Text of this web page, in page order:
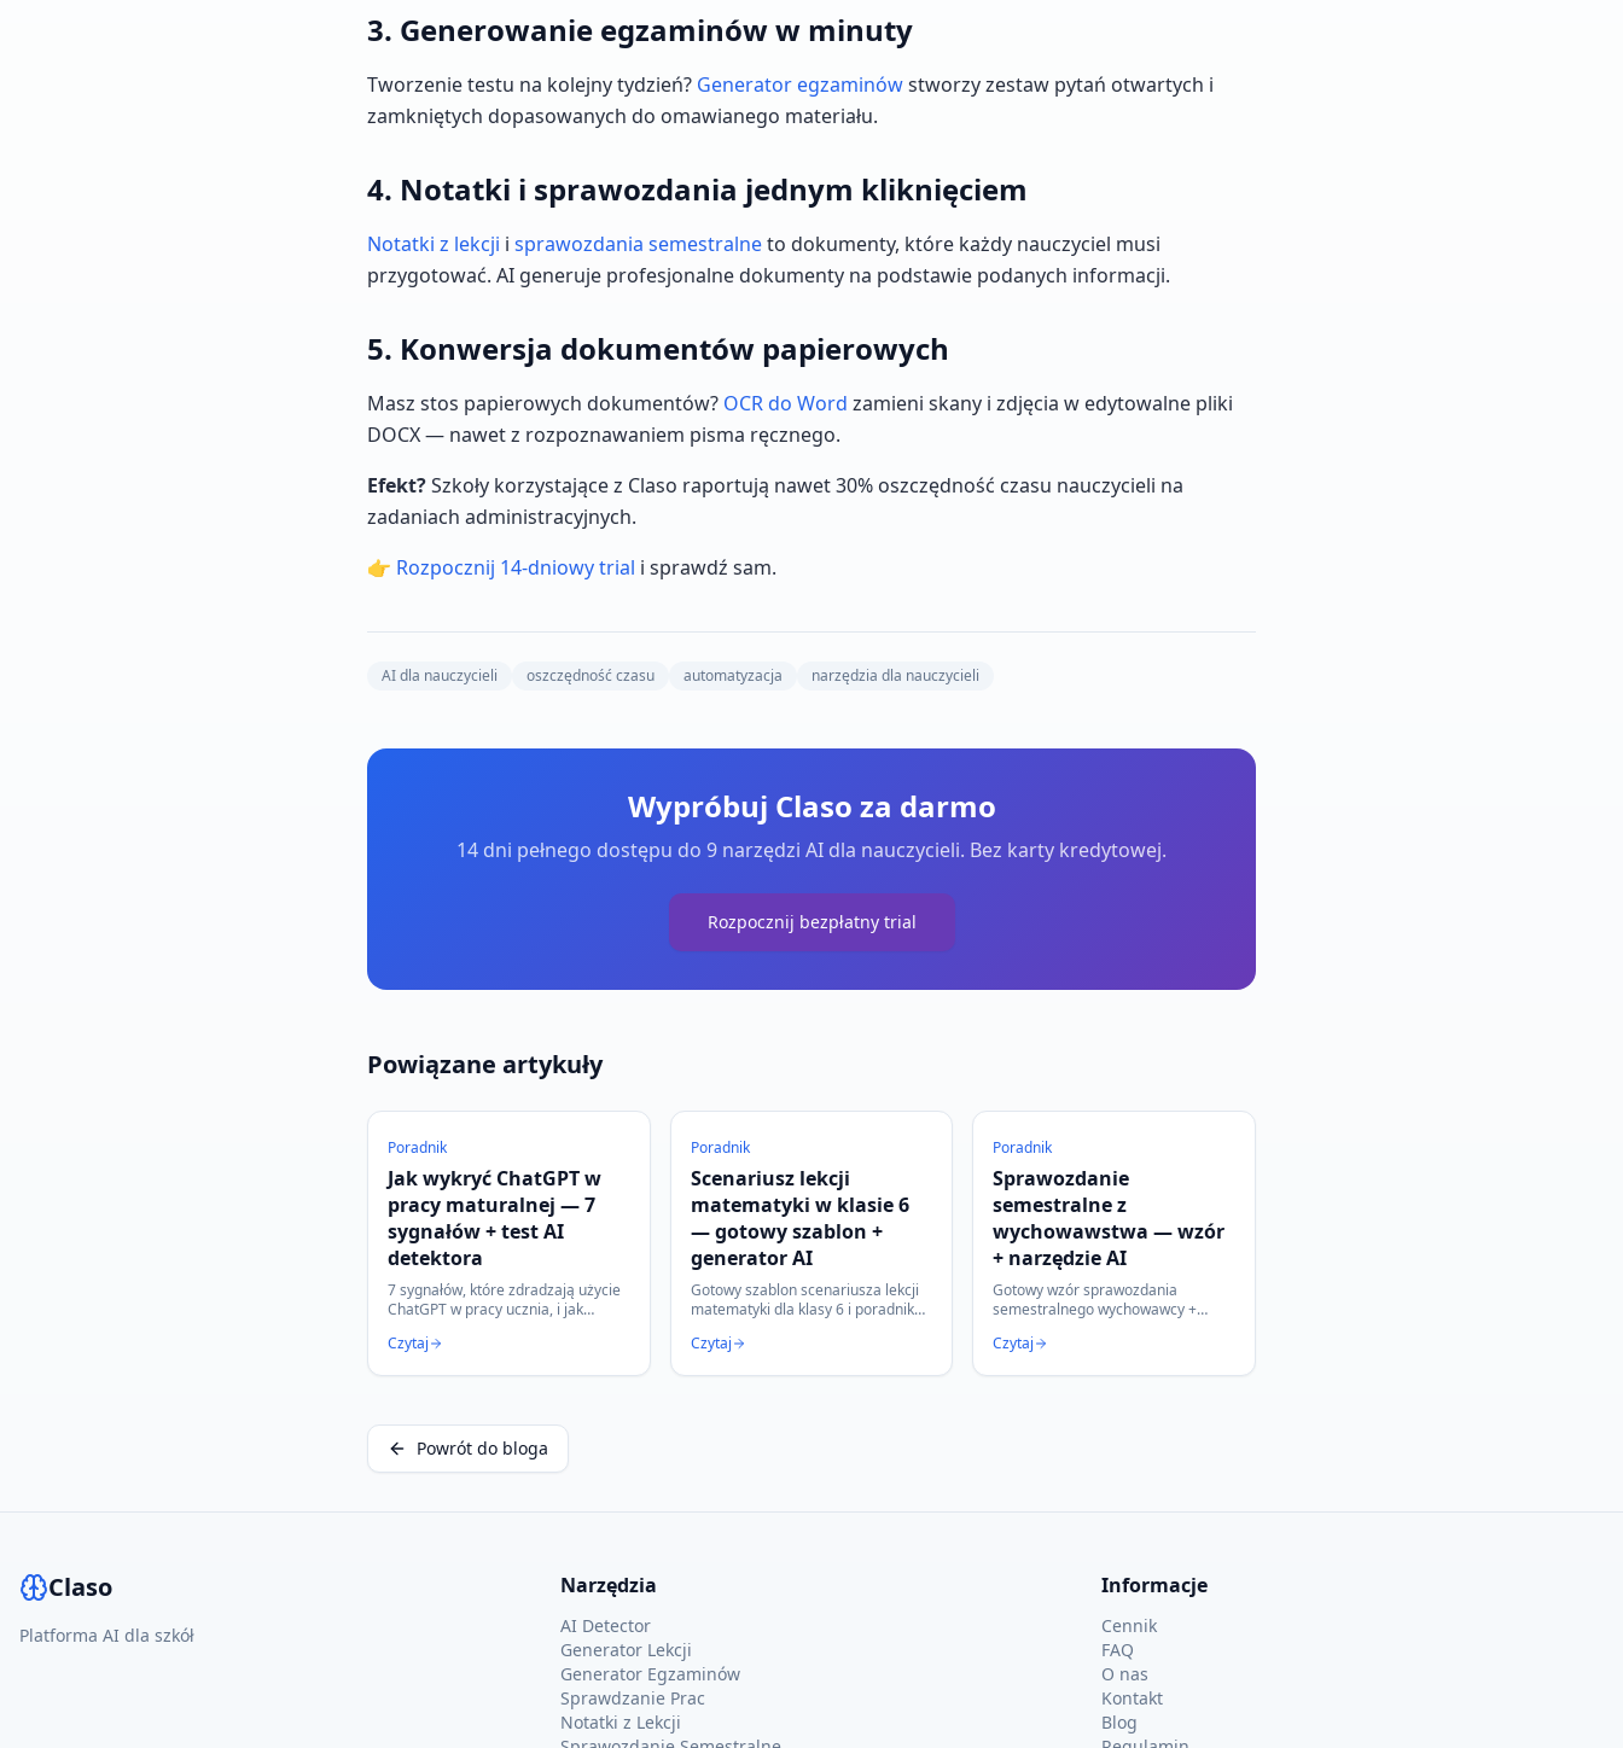
3. Generowanie egzaminów w minuty
Tworzenie testu na kolejny tydzień? Generator egzaminówstworzy zestaw pytań otwartych i
zamkniętych dopasowanych do omawianego materiału.
4. Notatki i sprawozdania jednym kliknięciem
Notatki z lekcji i sprawozdania semestralneto dokumenty, które każdy nauczyciel musi
przygotować. AI generuje profesjonalne dokumenty na podstawie podanych informacji.
5. Konwersja dokumentów papierowych
Masz stos papierowych dokumentów? OCR do Word zamieni skany i zdjęcia w edytowalne pliki
DOCX — nawet z rozpoznawaniem pisma ręcznego.
Efekt?Szkoły korzystające z Claso raportują nawet 30% oszczędność czasu nauczycieli na
zadaniach administracyjnych.
👉 Rozpocznij 14-dniowy trial i sprawdź sam.
AI dla nauczycieli oszczędność czasu automatyzacja narzędzia dla nauczycieli
Wypróbuj Claso za darmo
14 dni pełnego dostępu do 9 narzędzi AI dla nauczycieli. Bez karty kredytowej.
Rozpocznij bezpłatny trial
Powiązane artykuły
Poradnik
Jak wykryć ChatGPT w
pracy maturalnej — 7
sygnałów + test AI
detektora
7 sygnałów, które zdradzają użycie
ChatGPT w pracy ucznia, i jak
podjąć obiektywną decyzję.
Czytaj
Poradnik
Scenariusz lekcji
matematyki w klasie 6
— gotowy szablon +
generator AI
Gotowy szablon scenariusza lekcji
matematyki dla klasy 6 i poradnik
generatorem AI.
Czytaj
Poradnik
Sprawozdanie
semestralne z
wychowawstwa — wzór
+ narzędzie AI
Gotowy wzór sprawozdania
semestralnego wychowawcy +
minut na podstawie danych z
Czytaj
Powrót do bloga
Claso
Platforma AI dla szkół
Narzędzia
AI Detector
Generator Lekcji
Generator Egzaminów
Sprawdzanie Prac
Notatki z Lekcji
Informacje
Cennik
FAQ
O nas
Kontakt
Blog